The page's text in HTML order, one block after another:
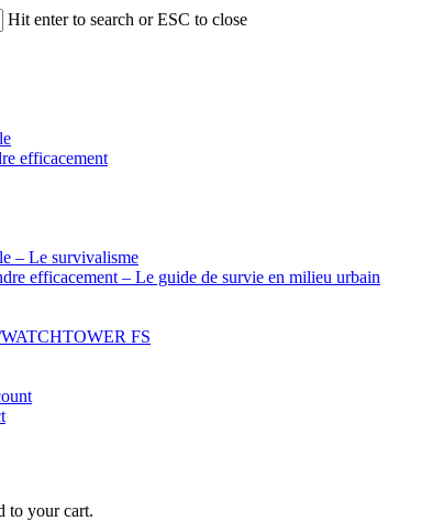
Hit enter to search or ESC to close
efficacement
– Le survivalisme
efficacement – Le guide de survie en milieu urbain
FS
to your cart.